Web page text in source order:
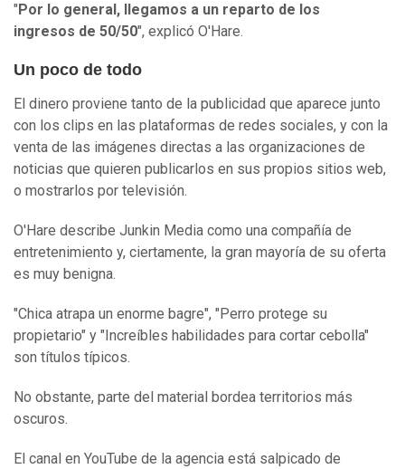
" Por lo general, llegamos a un reparto de los
ingresos de 50/50", explicó O'Hare.
Un poco de todo
El dinero proviene tanto de la publicidad que aparece junto
con los clips en las plataformas de redes sociales, y con la
venta de las imágenes directas a las organizaciones de
noticias que quieren publicarlos en sus propios sitios web,
o mostrarlos por televisión.
O'Hare describe Junkin Media como una compañía de
entretenimiento y, ciertamente, la gran mayoría de su oferta
es muy benigna.
"Chica atrapa un enorme bagre", "Perro protege su
propietario" y "Increíbles habilidades para cortar cebolla"
son títulos típicos.
No obstante, parte del material bordea territorios más
oscuros.
El canal en YouTube de la agencia está salpicado de